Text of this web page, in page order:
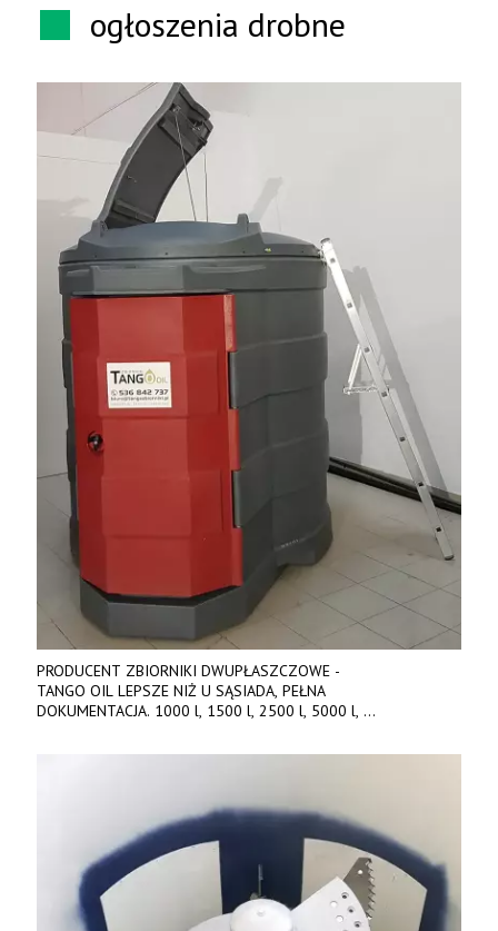
ogłoszenia drobne
PRODUCENT ZBIORNIKI DWUPŁASZCZOWE -
TANGO OIL LEPSZE NIŻ U SĄSIADA, PEŁNA
DOKUMENTACJA. 1000 l, 1500 l, 2500 l, 5000 l,
842 737, www.tango-oil.pl